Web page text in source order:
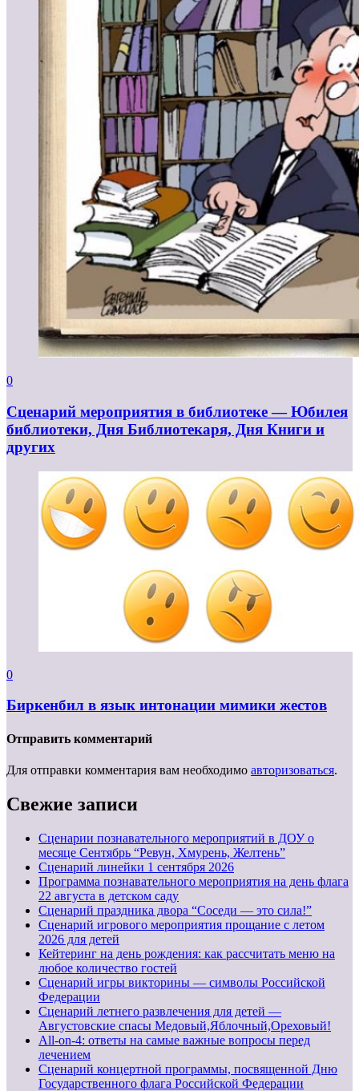
0
Сценарий мероприятия в библиотеке — Юбилея
библиотеки, Дня Библиотекаря, Дня Книги и
других
0
Биркенбил в язык интонации мимики жестов
Отправить комментарий
Для отправки комментария вам необходимо авторизоваться.
Свежие записи
Сценарии познавательного мероприятий в ДОУ о
месяце Сентябрь “Ревун, Хмурень, Желтень”
Cценарий линейки 1 сентября 2026
Программа познавательного мероприятия на день флага
22 августа в детском саду
Сценарий праздника двора “Соседи — это сила!”
Сценарий игрового мероприятия прощание с летом
2026 для детей
Кейтеринг на день рождения: как рассчитать меню на
любое количество гостей
Сценарий игры викторины — символы Российской
Федерации
Сценарий летнего развлечения для детей —
Августовские спасы Медовый,Яблочный,Ореховый!
All-on-4: ответы на самые важные вопросы перед
лечением
Сценарий концертной программы, посвященной Дню
Государственного флага Российской Федерации